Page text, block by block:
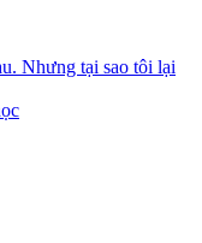
Nhưng tại sao tôi lại